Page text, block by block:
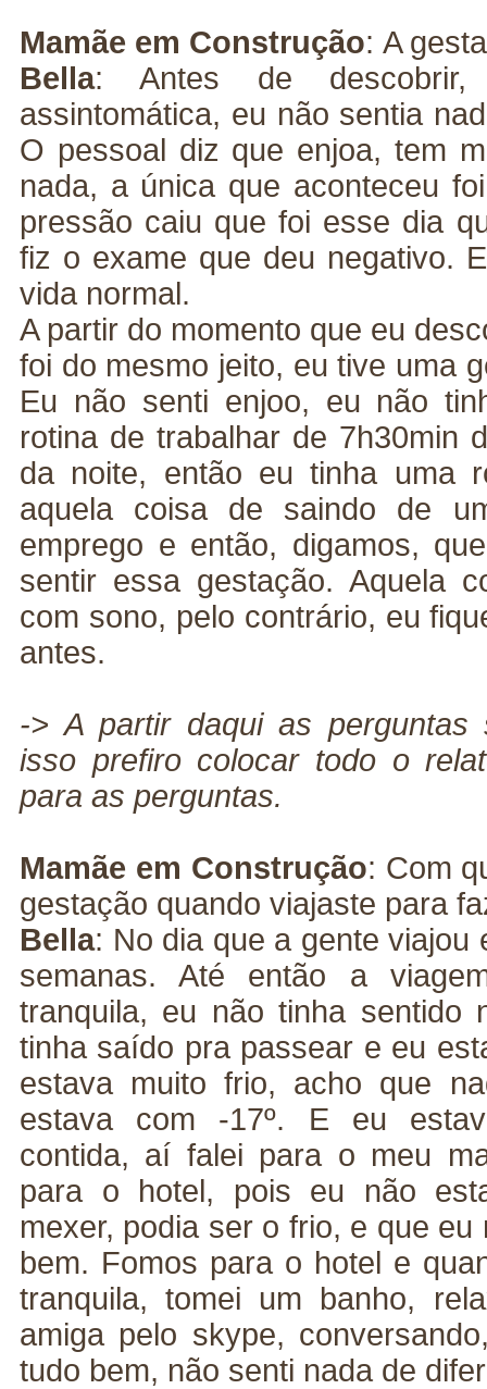
Mamãe em Construção: A
Bella: Antes de descobrir,
assintomática, eu não sentia
O pessoal diz que enjoa, tem
nada, a única que aconteceu
pressão caiu que foi esse dia
fiz o exame que deu negativo.
vida normal.
A partir do momento que eu
foi do mesmo jeito, eu tive uma
Eu não senti enjoo, eu não
rotina de trabalhar de 7h30min
da noite, então eu tinha uma
aquela coisa de saindo de
emprego e então, digamos,
sentir essa gestação. Aquela
com sono, pelo contrário, eu
antes.
-> A partir daqui as perguntas
isso prefiro colocar todo o
para as perguntas.
Mamãe em Construção: Com
gestação quando viajaste para
Bella: No dia que a gente viajou
semanas. Até então a
tranquila, eu não tinha sentido
tinha saído pra passear e eu
estava muito frio, acho que
estava com -17º. E eu
contida, aí falei para o meu
para o hotel, pois eu não
mexer, podia ser o frio, e que
bem. Fomos para o hotel e
tranquila, tomei um banho,
amiga pelo skype,
tudo bem, não senti nada de